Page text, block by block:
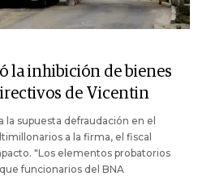
la inhibición de bienes
de Vicentin
la supuesta defraudación en el
a la firma, el fiscal
"Los elementos probatorios
funcionarios del BNA